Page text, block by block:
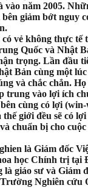
vào năm 2005.
giảm bớt nguy
vẻ không thực
Quốc và Nhật
trọng. Lần đầu
Bản cùng một
và chắc chắn.
trung vào lợi ích
cùng có lợi
thế giới đều sẽ có
chuẩn bị cho
là Giám đốc
học Chính trị tại
là giáo sư và
Nghiên cứu